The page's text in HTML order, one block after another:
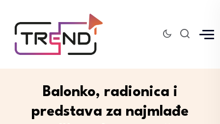
Balonko, radionica i
predstava za najmlađe